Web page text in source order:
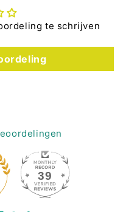
te schrijven
39